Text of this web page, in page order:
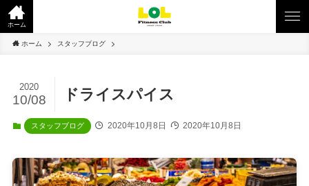
ホーム
ホーム スタッフブログ
ドライスパイス
2020
10/08
スタッフブログ 2020年10月8日 2020年10月8日